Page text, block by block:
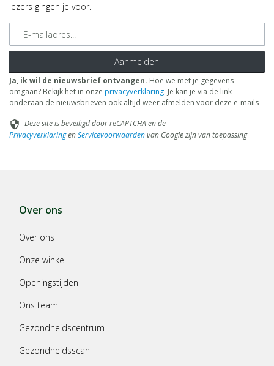
lezers gingen je voor.
E-mailadres
Aanmelden
Ja, ik wil de nieuwsbrief ontvangen. Hoe we met je gegevens
omgaan? Bekijk het in onze privacyverklaring. Je kan je via de link
onderaan de nieuwsbrieven ook altijd weer afmelden voor deze e-mails
security Deze site is beveiligd door reCAPTCHA en de
PrivacyverklaringenServicevoorwaardenvan Google zijn van toepassing
Over ons
Over ons
Onze winkel
Openingstijden
Ons team
Gezondheidscentrum
Gezondheidsscan